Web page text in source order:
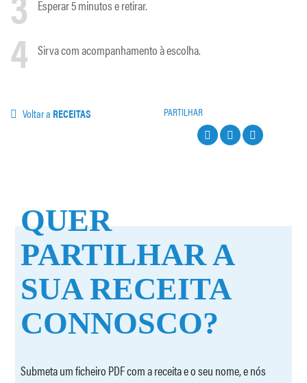
Esperar 5 minutos e retirar.
4 Sirva com acompanhamento à escolha.
Voltar a RECEITAS PARTILHAR
QUER
PARTILHAR A
SUA RECEITA
CONNOSCO?
Submeta um ficheiro PDF com a receita e o seu nome, e nós